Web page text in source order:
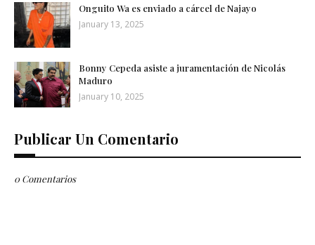
Onguito Wa es enviado a cárcel de Najayo
January 13, 2025
Bonny Cepeda asiste a juramentación de Nicolás
Maduro
January 10, 2025
Publicar Un Comentario
0 Comentarios